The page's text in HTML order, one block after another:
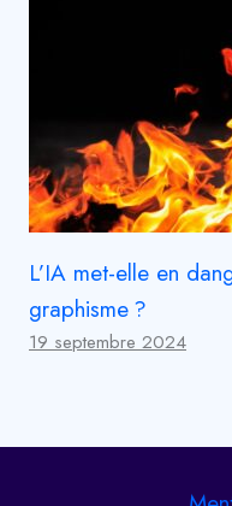
L’IA met-elle en
graphisme ?
19 septembre 2024